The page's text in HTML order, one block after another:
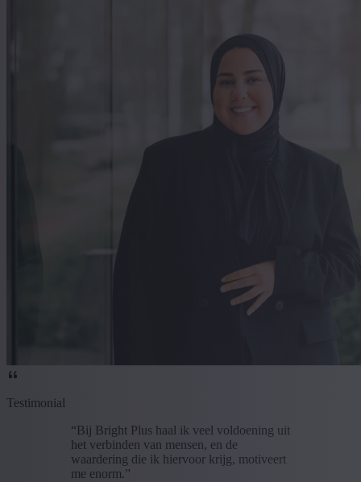
Testimonial
“Bij Bright Plus haal ik veel voldoening uit
het verbinden van mensen, en de
waardering die ik hiervoor krijg, motiveert
me enorm.”